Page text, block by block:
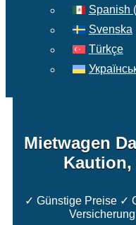
Spanish
Svenska
Türkçe
Mietwagen
Kaution,
✓ Günstige Preise ✓